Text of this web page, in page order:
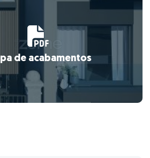
de acabamentos